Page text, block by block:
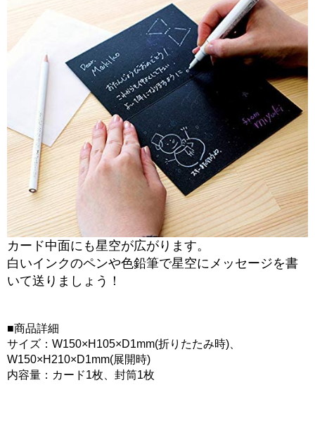
カード中面にも星空が広がります。
白いインクのペンや色鉛筆で星空にメッセージを書
いて送りましょう！
■商品詳細
サイズ：W150×H105×D1mm(折りたたみ時)、
W150×H210×D1mm(展開時)
内容量：カード1枚、封筒1枚